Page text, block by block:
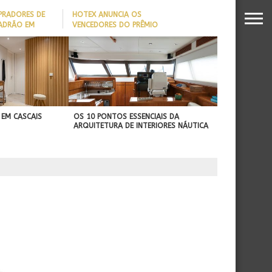
DE
EM
REVELA
HOTEX ANUNCIA OS
VENCEDORES DO PRÊMIO
MAIORES NOMES DA
HOTELARIA 2026
CASCAIS
OS 10 PONTOS ESSENCIAIS DA
ARQUITETURA DE INTERIORES NÁUTICA